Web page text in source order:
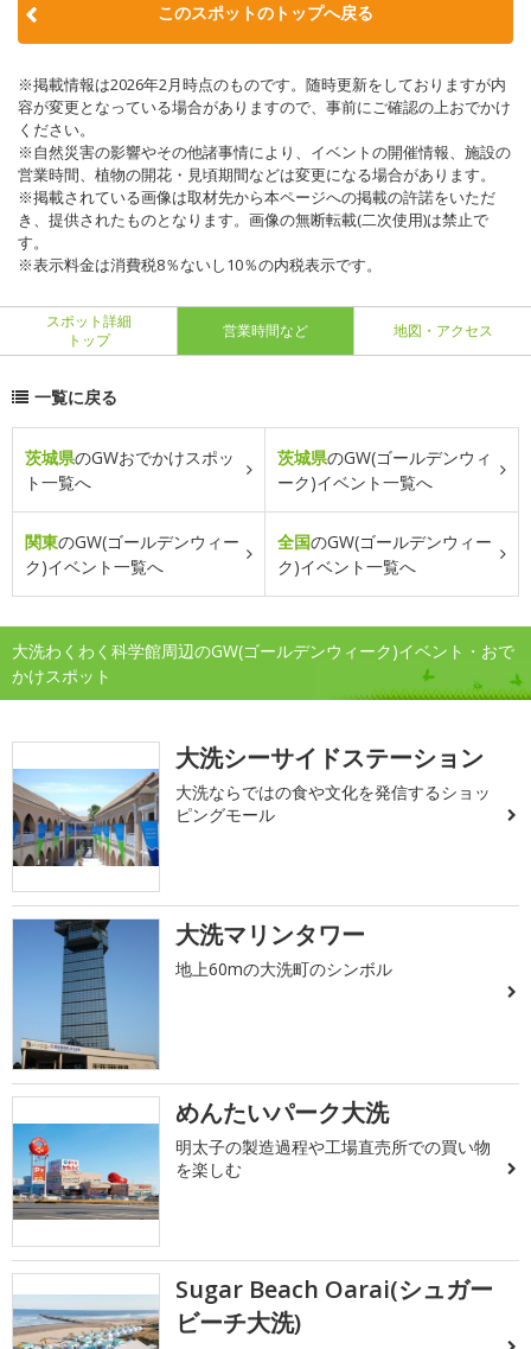
このスポットのトップへ戻る
※掲載情報は2026年2月時点のものです。随時更新をしておりますが内
容が変更となっている場合がありますので、事前にご確認の上おでかけ
ください。
※自然災害の影響やその他諸事情により、イベントの開催情報、施設の
営業時間、植物の開花・見頃期間などは変更になる場合があります。
※掲載されている画像は取材先から本ページへの掲載の許諾をいただ
き、提供されたものとなります。画像の無断転載(二次使用)は禁止で
す。
※表示料金は消費税8％ないし10％の内税表示です。
スポット詳細
トップ
営業時間など 地図・アクセス
一覧に戻る
茨城県のGWおでかけスポッ
ト一覧へ
茨城県のGW(ゴールデンウィ
ーク)イベント一覧へ
関東のGW(ゴールデンウィー
ク)イベント一覧へ
全国のGW(ゴールデンウィー
ク)イベント一覧へ
大洗わくわく科学館周辺のGW(ゴールデンウィーク)イベント・おで
かけスポット
大洗シーサイドステーション
大洗ならではの食や文化を発信するショッ
ピングモール
大洗マリンタワー
地上60mの大洗町のシンボル
めんたいパーク大洗
明太子の製造過程や工場直売所での買い物
を楽しむ
Sugar Beach Oarai(シュガー
ビーチ大洗)